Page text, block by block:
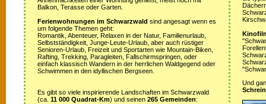
Balkon, Terasse oder Garten.
Ferienwohnungen im Schwarzwald sind angesagt wenn es
um folgende Themen geht:
Romantik, Abenteuer, Relaxen in der Natur, Familienurlaub,
Selbstständigkeit, Junge-Leute-Urlaub, aber auch rüstiger
Senioren-Urlaub, Freizeit und Sportarten wie Mountain-Biken,
Rafting, Trekking, Paragleiten, Fallschirmspringen, oder
einfach klassisch Wandern in der herrlichen Waldgegend oder
Schwimmen in den idyllischen Bergseen.
Es gibt so viele inspirierende Landschaften im Schwarzwald
(ca. 11 000 Quadrat-Km) und seinen 265 Gemeinden:
Und